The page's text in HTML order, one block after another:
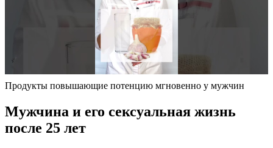
Продукты повышающие потенцию мгновенно у мужчин
Мужчина и его сексуальная жизнь
после 25 лет